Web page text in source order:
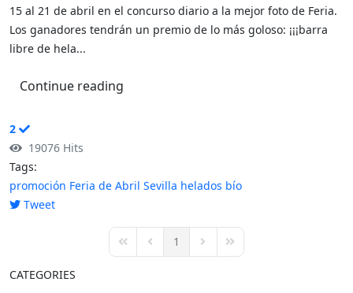
15 al 21 de abril en el concurso diario a la mejor foto de Feria.
Los ganadores tendrán un premio de lo más goloso: ¡¡¡barra
libre de hela...
Continue reading
2
19076 Hits
Tags:
promoción Feria de Abril Sevilla helados bío
Tweet
First PagePrevious Page
1 Next PageLast Page
CATEGORIES